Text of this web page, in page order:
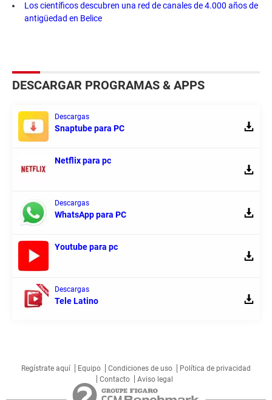
Los científicos descubren una red de canales de 4.000 años de
antigüedad en Belice
DESCARGAR PROGRAMAS & APPS
Descargas
Snaptube para PC
Netflix para pc
Descargas
WhatsApp para PC
Youtube para pc
Descargas
Tele Latino
Regístrate aquí Equipo Condiciones de uso
Política de privacidad
Contacto
Aviso legal